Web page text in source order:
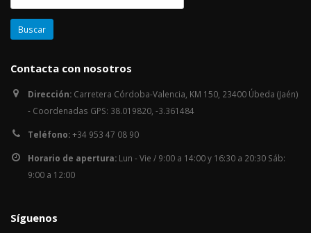
Contacta con nosotros
Dirección: Carretera Córdoba-Valencia, KM 150, 23400 Úbeda (Jaén)
- Coordenadas GPS: 38.019820, -3.361484
Teléfono:+34 953 47 08 90
Horario de apertura: Lun - Vie / 9:00 a 14:00 y 16:30 a 20:30 Sáb:
9:00 a 12:00
Síguenos